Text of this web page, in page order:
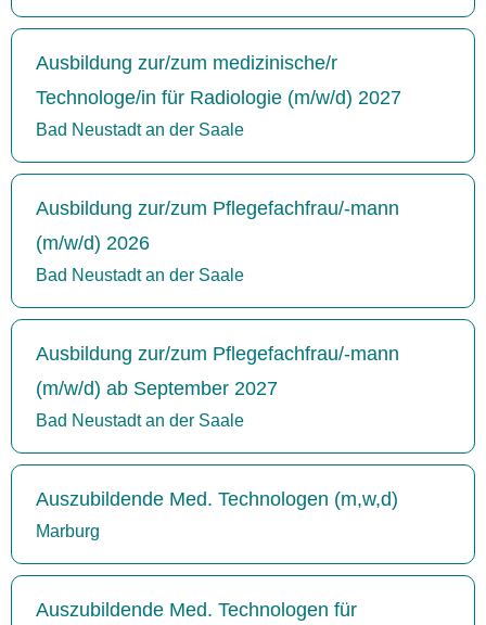
Ausbildung zur/zum medizinische/r
Technologe/in für Radiologie (m/w/d) 2027
Bad Neustadt an der Saale
Ausbildung zur/zum Pflegefachfrau/-mann
(m/w/d) 2026
Bad Neustadt an der Saale
Ausbildung zur/zum Pflegefachfrau/-mann
(m/w/d) ab September 2027
Bad Neustadt an der Saale
Auszubildende Med. Technologen (m,w,d)
Marburg
Auszubildende Med. Technologen für